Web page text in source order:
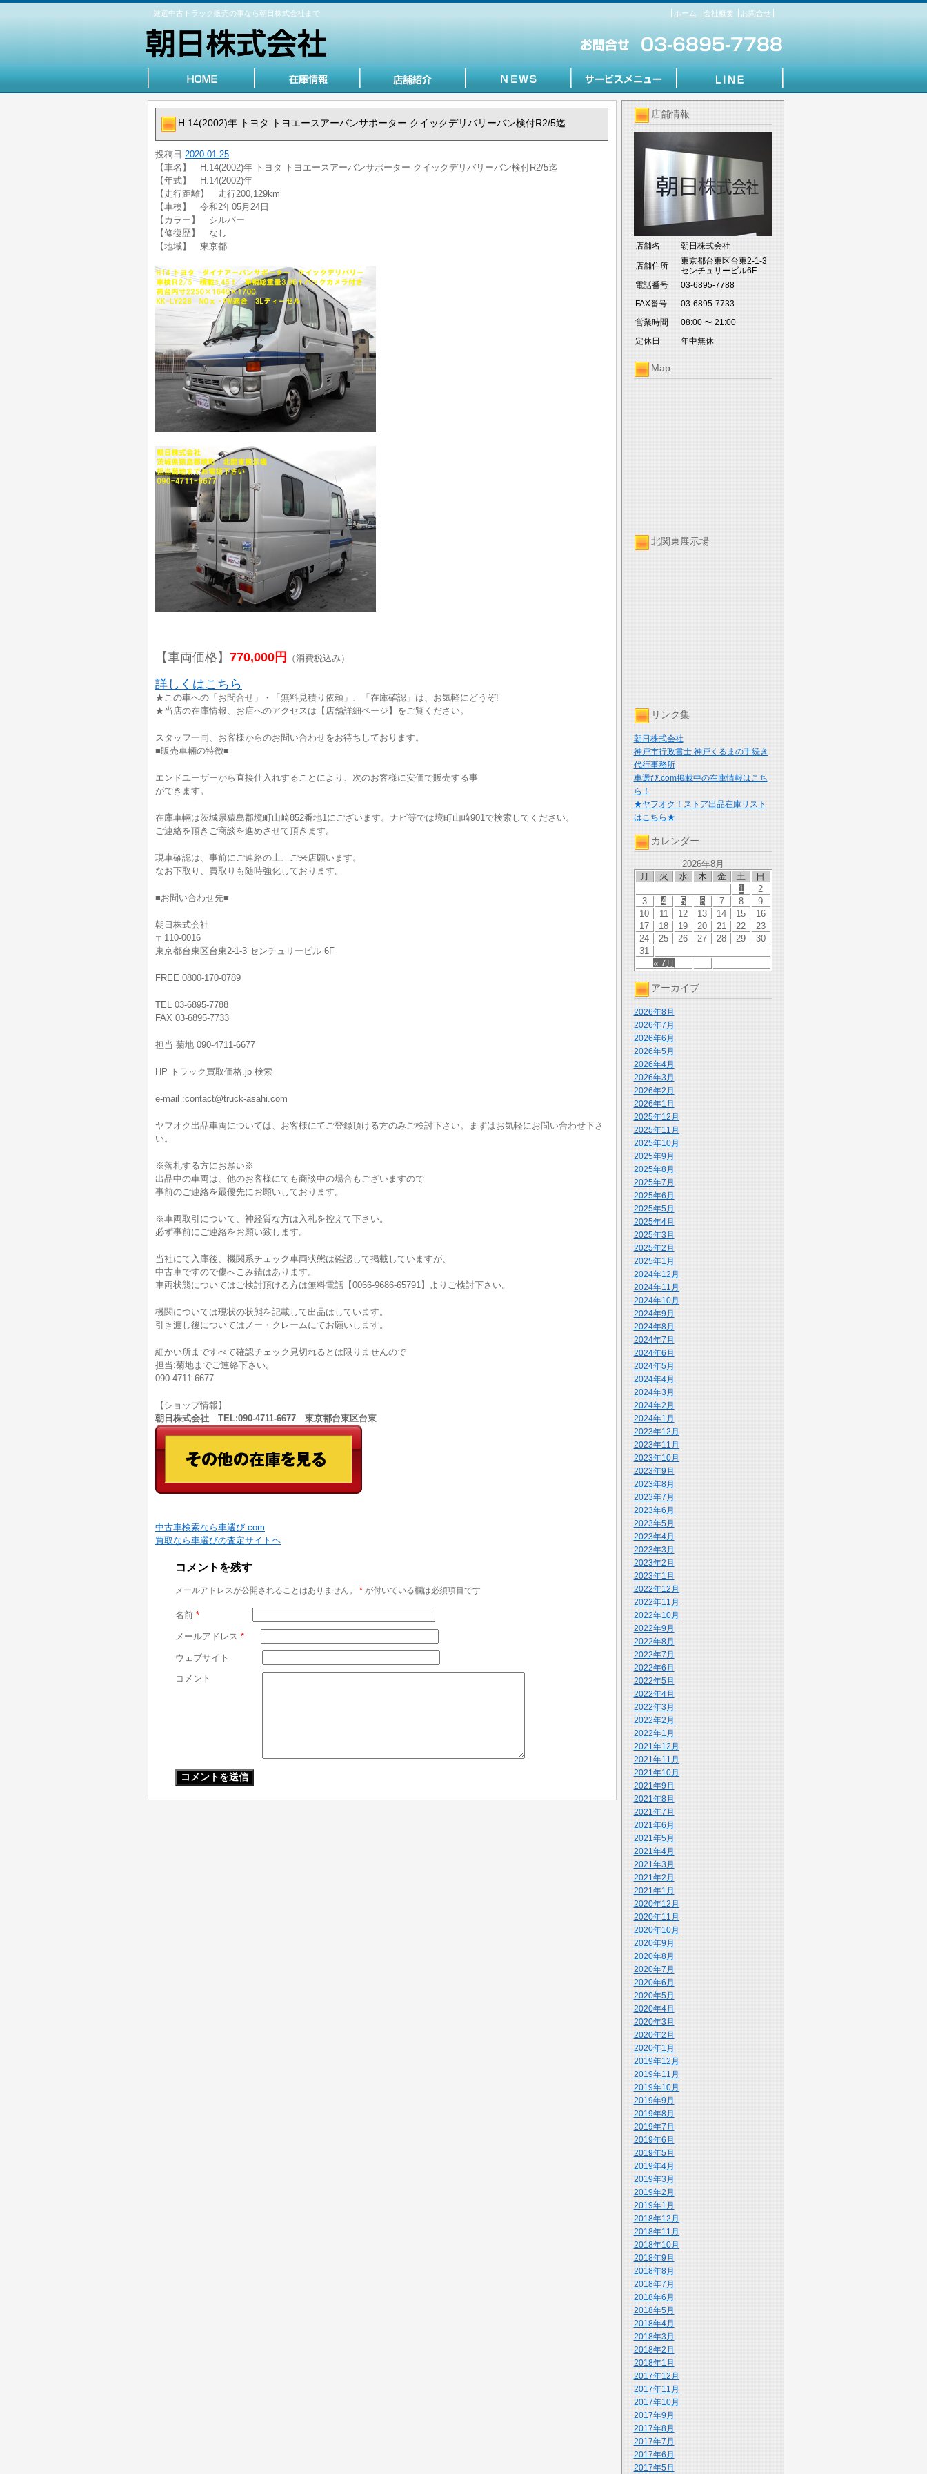
厳選中古トラック販売の事なら朝日株式会社まで ホーム 会社概要 お問合せ
店舗情報
店舗名 朝日株式会社
店舗住所
東京都台東区台東2-1-3
センチュリービル6F
電話番号
03-6895-7788
FAX番号
03-6895-7733
営業時間
08:00 〜 21:00
定休日
年中無休
Map
北関東展示場
リンク集
朝日株式会社
神戸市行政書士 神戸くるまの手続き
代行事務所
車選び.com掲載中の在庫情報はこち
ら！
★ヤフオク！ストア出品在庫リスト
はこちら★
カレンダー
2026年8月
月
火 水 木 金 土 日
« 7月
1
2
3
4 5 6 7 8
9
10
11 12 13 14 15
16
17
18 19 20 21 22
23
24
25 26 27 28 29
30
31
アーカイブ
2026年8月
2026年7月
2026年6月
2026年5月
2026年4月
2026年3月
2026年2月
2026年1月
2025年12月
2025年11月
2025年10月
2025年9月
2025年8月
2025年7月
2025年6月
2025年5月
2025年4月
2025年3月
2025年2月
2025年1月
2024年12月
2024年11月
2024年10月
2024年9月
2024年8月
2024年7月
2024年6月
2024年5月
2024年4月
2024年3月
2024年2月
2024年1月
2023年12月
2023年11月
2023年10月
2023年9月
2023年8月
2023年7月
2023年6月
2023年5月
2023年4月
2023年3月
2023年2月
2023年1月
2022年12月
2022年11月
2022年10月
2022年9月
2022年8月
2022年7月
2022年6月
2022年5月
2022年4月
2022年3月
2022年2月
2022年1月
2021年12月
2021年11月
2021年10月
2021年9月
2021年8月
2021年7月
2021年6月
2021年5月
2021年4月
2021年3月
2021年2月
2021年1月
2020年12月
2020年11月
2020年10月
2020年9月
2020年8月
2020年7月
2020年6月
2020年5月
2020年4月
2020年3月
2020年2月
2020年1月
2019年12月
2019年11月
2019年10月
2019年9月
2019年8月
2019年7月
2019年6月
2019年5月
2019年4月
2019年3月
2019年2月
2019年1月
2018年12月
2018年11月
2018年10月
2018年9月
2018年8月
2018年7月
2018年6月
2018年5月
2018年4月
2018年3月
2018年2月
2018年1月
2017年12月
2017年11月
2017年10月
2017年9月
2017年8月
2017年7月
2017年6月
2017年5月
H.14(2002)年 トヨタ トヨエースアーバンサポーター クイックデリバリーバン検付R2/5迄
投稿日 2020-01-25
【車名】 H.14(2002)年 トヨタ トヨエースアーバンサポーター クイックデリバリーバン検付R2/5迄
【年式】 H.14(2002)年
【走行距離】 走行200,129km
【車検】 令和2年05月24日
【カラー】 シルバー
【修復歴】 なし
【地域】 東京都
【車両価格】 770,000円 （消費税込み）
詳しくはこちら
★この車への「お問合せ」・「無料見積り依頼」、「在庫確認」は、お気軽にどうぞ!
★当店の在庫情報、お店へのアクセスは【店舗詳細ページ】をご覧ください。
スタッフ一同、お客様からのお問い合わせをお待ちしております。
■販売車輛の特徴■
エンドユーザーから直接仕入れすることにより、次のお客様に安価で販売する事
ができます。
在庫車輛は茨城県猿島郡境町山崎852番地1にございます。ナビ等では境町山崎901で検索してください。
ご連絡を頂きご商談を進めさせて頂きます。
現車確認は、事前にご連絡の上、ご来店願います。
なお下取り、買取りも随時強化しております。
■お問い合わせ先■
朝日株式会社
〒110-0016
東京都台東区台東2-1-3 センチュリービル 6F
FREE 0800-170-0789
TEL 03-6895-7788
FAX 03-6895-7733
担当 菊地 090-4711-6677
HP トラック買取価格.jp 検索
e-mail :contact@truck-asahi.com
ヤフオク出品車両については、お客様にてご登録頂ける方のみご検討下さい。まずはお気軽にお問い合わせ下さ
い。
※落札する方にお願い※
出品中の車両は、他のお客様にても商談中の場合もございますので
事前のご連絡を最優先にお願いしております。
※車両取引について、神経質な方は入札を控えて下さい。
必ず事前にご連絡をお願い致します。
当社にて入庫後、機関系チェック車両状態は確認して掲載していますが、
中古車ですので傷へこみ錆はあります。
車両状態についてはご検討頂ける方は無料電話【0066-9686-65791】よりご検討下さい。
機関については現状の状態を記載して出品はしています。
引き渡し後についてはノー・クレームにてお願いします。
細かい所まですべて確認チェック見切れるとは限りませんので
担当:菊地までご連絡下さい。
090-4711-6677
【ショップ情報】
朝日株式会社 TEL:090-4711-6677 東京都台東区台東
中古車検索なら車選び.com
買取なら車選びの査定サイトヘ
コメントを残す
メールアドレスが公開されることはありません。 * が付いている欄は必須項目です
名前 *
メールアドレス *
ウェブサイト
コメント